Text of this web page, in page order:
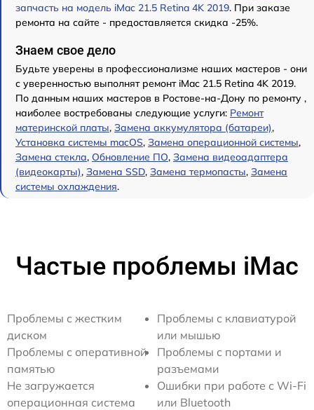
запчасть на модель iMac 21.5 Retina 4K 2019. При заказе
ремонта на сайте - предоставляется скидка -25%.
Знаем свое дело
Будьте уверены в профессионализме наших мастеров - они
с уверенностью выполнят ремонт iMac 21.5 Retina 4K 2019.
По данным наших мастеров в Ростове-на-Дону по ремонту ,
наиболее востребованы следующие услуги: Ремонт
материнской платы, Замена аккумулятора (батареи),
Установка системы macOS, Замена операционной системы,
Замена стекла, Обновление ПО, Замена видеоадаптера
(видеокарты), Замена SSD, Замена термопасты, Замена
системы охлаждения.
Частые проблемы iMac
Проблемы с жестким
диском
Проблемы с оперативной
памятью
Не загружается
операционная система
Проблемы с клавиатурой
или мышью
Проблемы с портами и
разъемами
Ошибки при работе с Wi-Fi
или Bluetooth